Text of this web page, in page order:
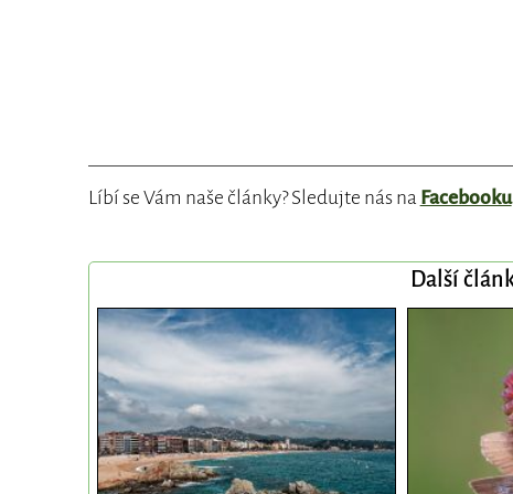
Líbí se Vám naše články? Sledujte nás na Facebooku
Další